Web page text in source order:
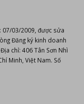
07/03/2009, được sửa
Đăng ký kinh doanh
chỉ: 406 Tân Sơn Nhì
Minh, Việt Nam. Số